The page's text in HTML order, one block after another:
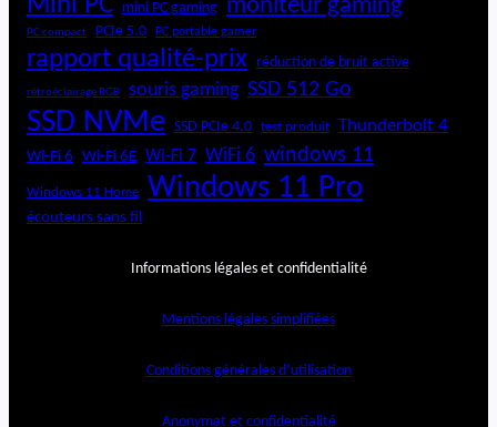
mini PC gaming moniteur gaming
PC compact PCIe 5.0 PC portable gamer
rapport qualité-prix réduction de bruit active
rétroéclairage RGB souris gaming SSD 512 Go
SSD NVMe SSD PCIe 4.0 test produit Thunderbolt 4
Wi-Fi 6 Wi-Fi 6E Wi-Fi 7 WiFi 6 windows 11
Windows 11 Home Windows 11 Pro
écouteurs sans fil
Informations légales et confidentialité
Mentions légales simplifiées
Conditions générales d’utilisation
Anonymat et confidentialité